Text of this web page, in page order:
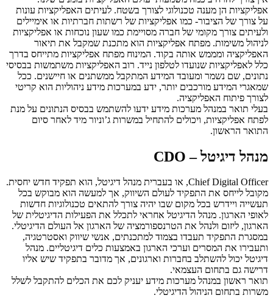
אפליקציות הן מענה טכנולוגי לצורך בשטח. לעיתים האפליקציות עונות
על צורך של הציבור- כמו אפליקציות של רשתות חברתיות או אימיילים
ולעיתים צורך מקומי של חברה מסויימת כמו שעון נוכחות או אפליקציות
לניהול משימות. מפתח אפליקציות הוא מתכנת שמקבל את תיאור
האפליקציה ומממש אותה בקוד. המינוח מפתח אפליקציות מתייחס בדרך
כלל לאפליקציות שנועדו לטלפון נייד. רוב האפליקציות משתמשות בבסיסי
נתונים, שם נשמר ומעובד המידע המתקבל ממשתנים או חיישנים. ככל
שמאגרי המידע מורכבים יותר, ידע במערכות מידע ניהוליות הוא קריטי
לצורך פיתוח האפליקציה.
בעלי תואר במנהל מערכות מידע ידעו להשתמש בבסיס הנתונים על מנת
לפתח אפליקציות, ויכולים להתחיל במשרות ג’וניור מיד לאחר סיום
התואר הראשון.
מנהל דיגיטל – CDO
Chief Digital Officer, או בעברית מנהל דיגיטל, הוא תפקיד חדש יחסית.
מקובל לייחס את התפקיד לעולם השיווק, אך למעשה הוא מבוקש בכל
תעשייה ויידרש בכל מקום שבו יהיה צורך להתאים טכנולוגיות חדשות
לאופי הארגון. מנהל הדיגיטל אחראי לתכלל את הפעילות הדיגיטלית של
הארגון, ליזום ולנהל את הטרנספורמציה של הארגון אל העולם הדיגיטלי.
במסגרת התפקיד תעבדו בצמוד למתכנתים, אנשי שיווק ואסטרטגיה,
ותעבירו את המסרים וערכי הארגון באמצעות כלים דיגיטליים. מנהל
דיגיטל יכול להשתלב בחברות וארגונים, אך מדובר בתפקיד שיש אליו
דרישה גם בתחום העצמאי.
תואר ראשון במנהל מערכות מידע יעניק לכם את הכלים להתקבל לשלל
משרות בתחום הניהול הדיגיטלי.